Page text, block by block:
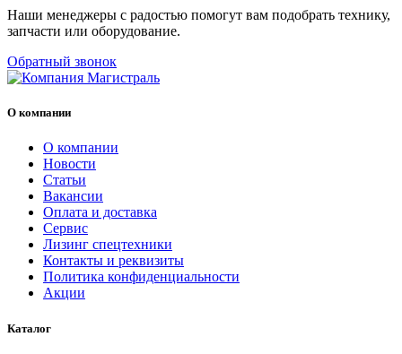
Наши менеджеры с радостью помогут вам подобрать технику,
запчасти или оборудование.
Обратный звонок
О компании
О компании
Новости
Статьи
Вакансии
Оплата и доставка
Сервис
Лизинг спецтехники
Контакты и реквизиты
Политика конфиденциальности
Акции
Каталог